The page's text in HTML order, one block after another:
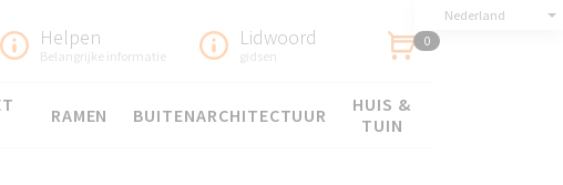
Nederland
Helpen
Belangrijke informatie
Lidwoord
gidsen
0
RAMEN BUITENARCHITECTUUR
HUIS &
TUIN